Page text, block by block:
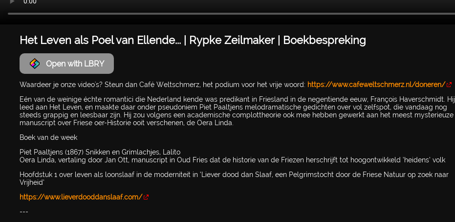
Het Leven als Poel van Ellende... | Rypke Zeilmaker | Boekbespreking
Open with LBRY
Waardeer je onze video's? Steun dan Café Weltschmerz, het podium voor het vrije woord: https://www.cafeweltschmerz.nl/doneren/
Eén van de weinige échte romantici die Nederland kende was predikant in Friesland in de negentiende eeuw, François Haverschmidt. Hij
leed aan Het Leven, en maakte daar onder pseudoniem Piet Paaltjens melodramatische gedichten over vol zelfspot, die vandaag nog
steeds grappig en leesbaar zijn. Hij zou volgens een academische complottheorie ook mee hebben gewerkt aan het meest mysterieuze
manuscript over Friese oer-Historie ooit verschenen, de Oera Linda.
Boek van de week
Piet Paaltjens (1867) Snikken en Grimlachjes, Lalito
Oera Linda, vertaling door Jan Ott, manuscript in Oud Fries dat de historie van de Friezen herschrijft tot hoogontwikkeld ‘heidens’ volk
Hoofdstuk 1 over leven als loonslaaf in de moderniteit in ‘Liever dood dan Slaaf, een Pelgrimstocht door de Friese Natuur op zoek naar
Vrijheid’
https://www.lieverdooddanslaaf.com/
---